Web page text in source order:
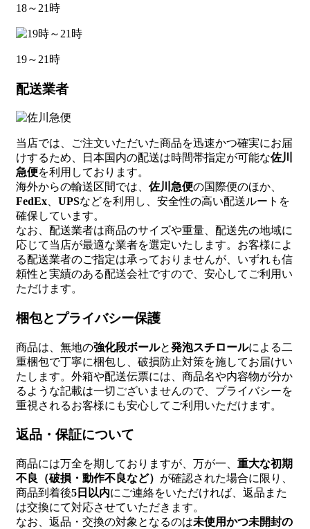
18～21時
19～21時
配送業者
当店では、ご注文いただいた商品を迅速かつ確実にお届
けするため、日本国内の配送は時間帯指定が可能な佐川
急便を利用しております。
海外からの輸送区間では、 佐川急便の国際便のほか、
FedEx
UPSなどを利用し、安全性の高い配送ルートを
確保しています。
なお、配送業者は商品のサイズや重量、配送先の地域に
応じて当店が最適な業者を選定いたします。お客様によ
る配送業者のご指定は承っておりませんが、いずれも信
頼性と実績のある配送会社ですので、安心してご利用い
ただけます。
梱包とプライバシー保護
商品は、無地の強化段ボールと発泡スチロールによる二
重梱包で丁寧に梱包し、破損防止対策を施してお届けい
たします。外箱や配送伝票には、商品名や内容物が分か
るような記載は一切ございませんので、プライバシーを
重視されるお客様にも安心してご利用いただけます。
返品・保証について
商品には万全を期しておりますが、万が一、 重大な初期
不良（破損・動作不良など） が確認された場合に限り、
商品到着後5日以内にご連絡をいただければ、返品また
は交換にて対応させていただきます。
なお、返品・交換の対象となるのは未使用かつ未開封の